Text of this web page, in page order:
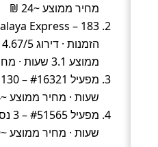
מחיר ממוצע ~24 ₪
ממוצע 3.1 שעות · מחיר ממוצע ~24 ₪
שעות · מחיר ממוצע ~24 ₪
שעות · מחיר ממוצע ~19 ₪